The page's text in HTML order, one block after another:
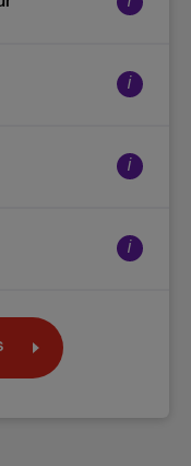
i
i
i